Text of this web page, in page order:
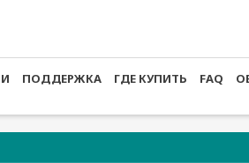
ПОДДЕРЖКА ГДЕ КУПИТЬ FAQ